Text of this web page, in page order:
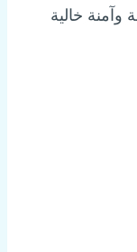
خالية